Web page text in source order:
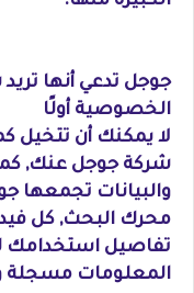
جوجل تدعي أنها
الخصوصية أولًا
لا يمكنك أن تتخيل
شركة جوجل عنك,
والبيانات تجمعها
محرك البحث, كل
تفاصيل استخدامك
المعلومات مسجلة